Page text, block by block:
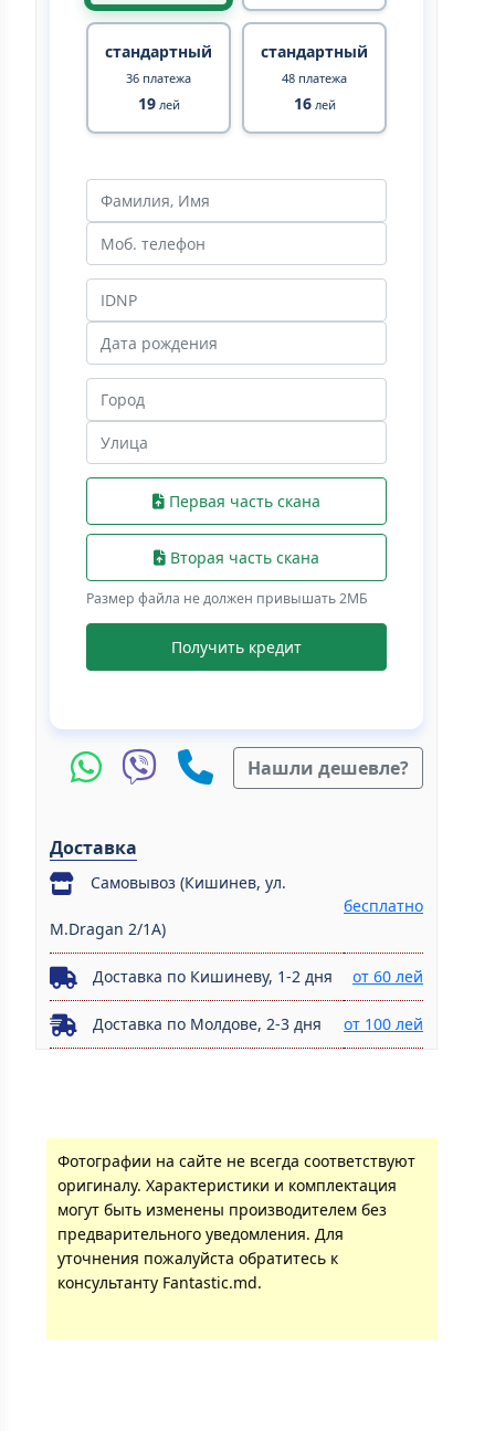
стандартный
36 платежа
19лей
стандартный
48 платежа
16лей
Первая часть скана
Вторая часть скана
Размер файла не должен привышать 2МБ
Получить кредит
Нашли дешевле?
Доставка
Самовывоз (Кишинев, ул.
M.Dragan 2/1A)
бесплатно
Доставка по Кишиневу, 1-2 дня от 60 лей
Доставка по Молдове, 2-3 дня от 100 лей
Фотографии на сайте не всегда соответствуют
оригиналу. Характеристики и комплектация
могут быть изменены производителем без
предварительного уведомления. Для
уточнения пожалуйста обратитесь к
консультанту Fantastic.md.